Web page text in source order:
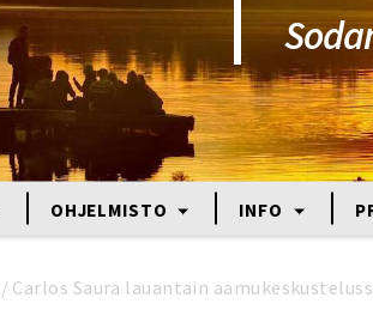
OHJELMISTO INFO
/ Carlos Saura lauantain